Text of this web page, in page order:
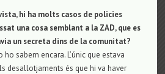
hi ha molts casos de policies
una cosa semblant a la ZAD, que es
un secreta dins de la comunitat?
sabem encara. L’únic que estava
desallotjaments és que hi va haver